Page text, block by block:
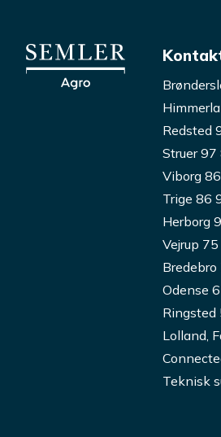
Redsted
Struer
Viborg
Trige 86
Herborg
Vejrup
Odense
Lolland,
Teknisk